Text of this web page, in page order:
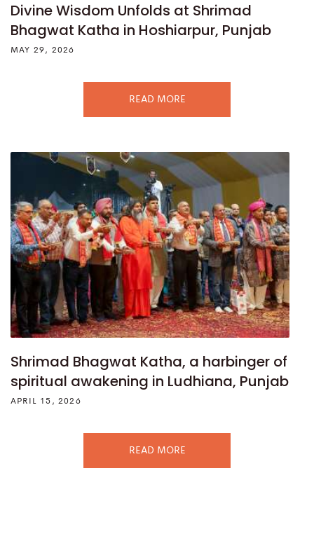
Divine Wisdom Unfolds at Shrimad
Bhagwat Katha in Hoshiarpur, Punjab
MAY 29, 2026
READ MORE
Shrimad Bhagwat Katha, a harbinger of
spiritual awakening in Ludhiana, Punjab
APRIL 15, 2026
READ MORE